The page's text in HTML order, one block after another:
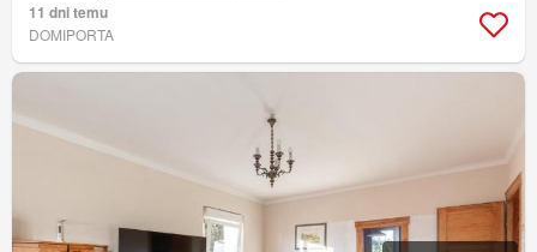
11 dni temu
DOMIPORTA